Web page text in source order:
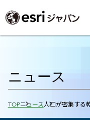
ニュース
TOPニュース 人口が密集する